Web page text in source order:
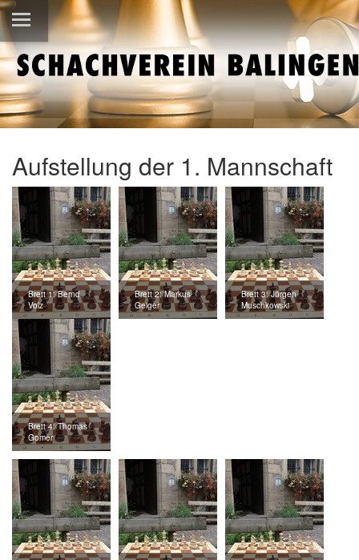
Aufstellung der 1. Mannschaft
Brett 1: Bernd
Volz
Brett 2: Markus
Geiger
Brett 3: Jürgen
Muschkowski
Brett 4: Thomas
Gomer